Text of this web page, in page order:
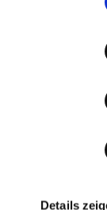
Details
Wie
Unsere
Hessischer